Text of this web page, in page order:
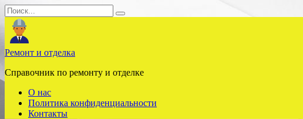
Перейти
к
содержанию
Search
for:
Ремонт и отделка
Справочник по ремонту и отделке
О нас
Политика конфиденциальности
Контакты